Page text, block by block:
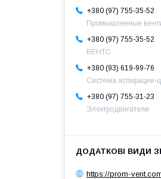
+380 (97) 755-35-52
Промышленные
+380 (97) 755-35-52
ВЕНТС
+380 (93) 619-99-76
Система аспирации-
+380 (97) 755-31-23
Электродвигатели
https://prom-